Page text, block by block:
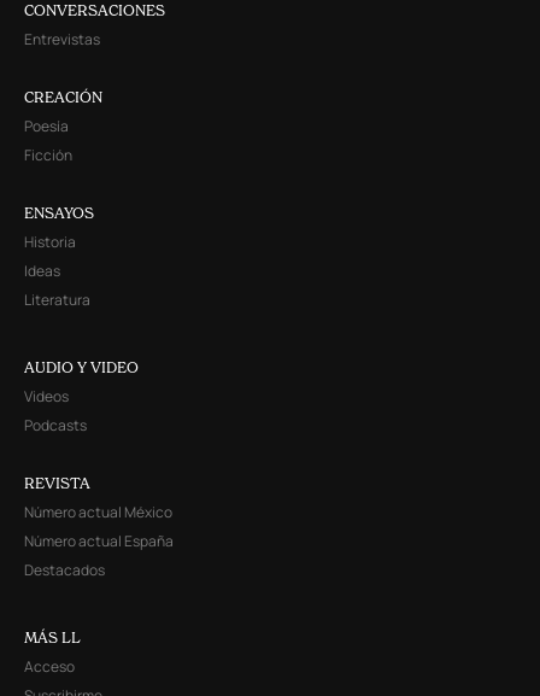
CONVERSACIONES
Entrevistas
CREACIÓN
Poesía
Ficción
ENSAYOS
Historia
Ideas
Literatura
AUDIO Y VIDEO
Videos
Podcasts
REVISTA
Número actual México
Número actual España
Destacados
MÁS LL
Acceso